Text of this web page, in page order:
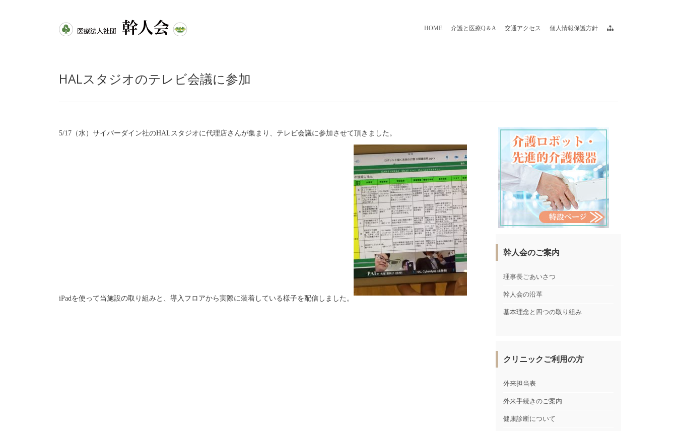
HOME 介護と医療Q＆A 交通アクセス 個人情報保護方針
HALスタジオのテレビ会議に参加
5/17（水）サイバーダイン社のHALスタジオに代理店さんが集まり、テレビ会議に参加させて頂きました。
iPadを使って当施設の取り組みと、導入フロアから実際に装着している様子を配信しました。
幹人会のご案内
理事長ごあいさつ
幹人会の沿革
基本理念と四つの取り組み
クリニックご利用の方
外来担当表
外来手続きのご案内
健康診断について